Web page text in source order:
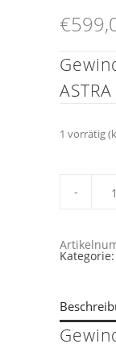
€
1 vorrätig
GTC
(A04)
Kategorie: